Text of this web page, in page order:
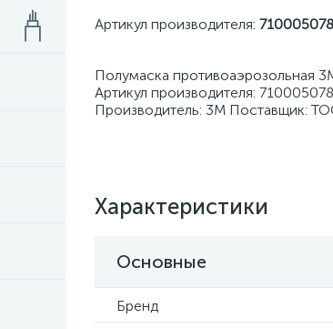
Артикул производителя:
Полумаска противоаэрозольная
Артикул производителя:
Производитель: 3М Поставщик:
Характеристики
Основные
Бренд